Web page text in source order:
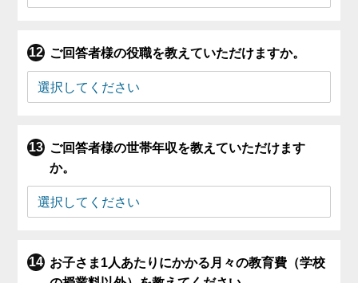
ご回答者様の役職を教えていただけますか。
ご回答者様の世帯年収を教えていただけます
か。
お子さま1人あたりにかかる月々の教育費（学校